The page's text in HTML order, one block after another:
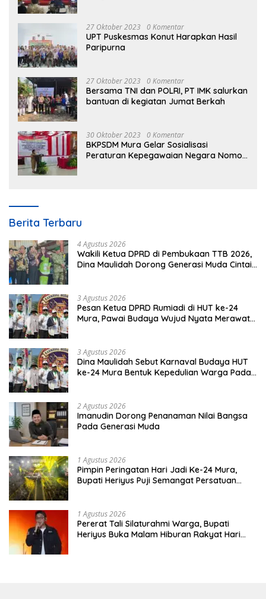
27 Oktober 2023 0 Komentar
UPT Puskesmas Konut Harapkan Hasil
Paripurna
27 Oktober 2023 0 Komentar
Bersama TNI dan POLRI, PT IMK salurkan
bantuan di kegiatan Jumat Berkah
30 Oktober 2023 0 Komentar
BKPSDM Mura Gelar Sosialisasi
Peraturan Kepegawaian Negara Nomor
Berita Terbaru
4 Agustus 2026
Wakili Ketua DPRD di Pembukaan TTB 2026,
Dina Maulidah Dorong Generasi Muda Cintai
3 Agustus 2026
Pesan Ketua DPRD Rumiadi di HUT ke-24
Mura, Pawai Budaya Wujud Nyata Merawat
3 Agustus 2026
Dina Maulidah Sebut Karnaval Budaya HUT
ke-24 Mura Bentuk Kepedulian Warga Pada
2 Agustus 2026
Imanudin Dorong Penanaman Nilai Bangsa
Pada Generasi Muda
1 Agustus 2026
Pimpin Peringatan Hari Jadi Ke-24 Mura,
Bupati Heriyus Puji Semangat Persatuan
1 Agustus 2026
Pererat Tali Silaturahmi Warga, Bupati
Heriyus Buka Malam Hiburan Rakyat Hari